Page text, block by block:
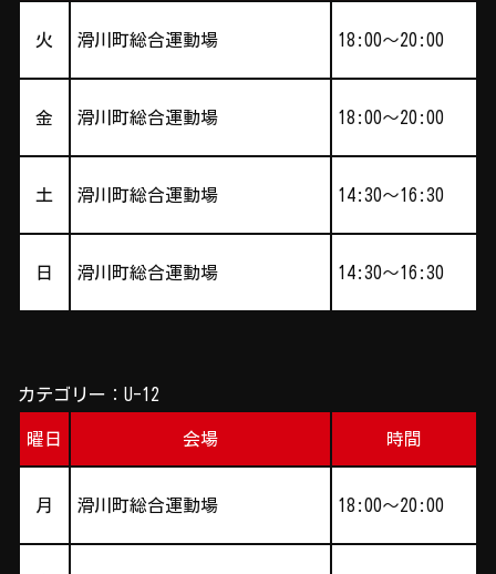
火 滑川町総合運動場 18:00～20:00
金 滑川町総合運動場 18:00～20:00
土 滑川町総合運動場 14:30～16:30
日 滑川町総合運動場 14:30～16:30
カテゴリー：U-12
曜日 会場 時間
月 滑川町総合運動場 18:00～20:00